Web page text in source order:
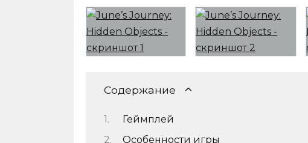
Содержание
Геймплей
Особенности игры